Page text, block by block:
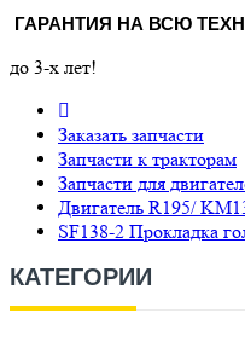
ГАРАНТИЯ НА ВСЮ
до 3-х лет!
Заказать запчасти
Запчасти к тракторам
Запчасти для
Двигатель R195/
SF138-2 Прокладка
КАТЕГОРИИ